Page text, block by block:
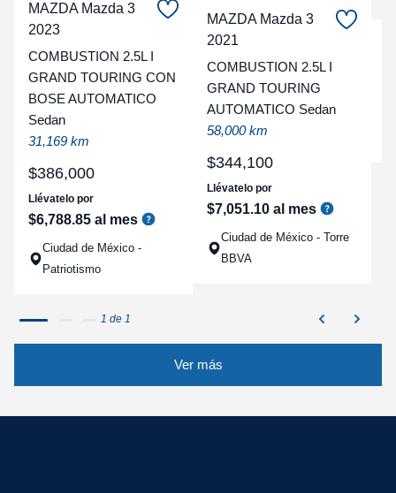
MAZDA Mazda 3
2023
COMBUSTION 2.5L I
GRAND TOURING CON
BOSE AUTOMATICO
Sedan
31,169 km
$386,000
Llévatelo por
$6,788.85 al mes
Ciudad de México -
Patriotismo
MAZDA Mazda 3
2021
COMBUSTION 2.5L I
GRAND TOURING
AUTOMATICO Sedan
58,000 km
$344,100
Llévatelo por
$7,051.10 al mes
Ciudad de México - Torre
BBVA
1 de 1
Ver más